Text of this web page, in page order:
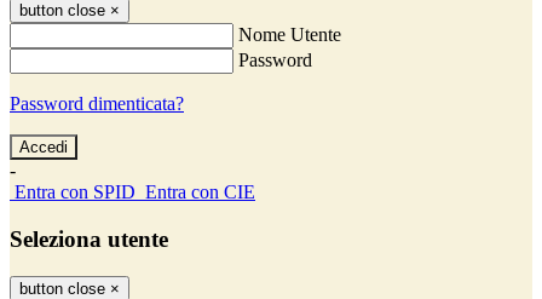
button close ×
Nome Utente
Password
Password dimenticata?
-
Entra con SPID Entra con CIE
Seleziona utente
button close ×